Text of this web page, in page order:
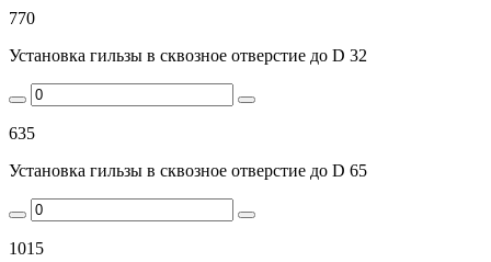
770
Установка гильзы в сквозное отверстие до D 32
635
Установка гильзы в сквозное отверстие до D 65
1015